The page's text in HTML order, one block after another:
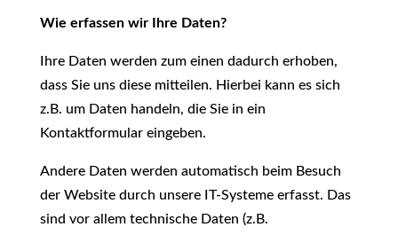
Wie erfassen wir Ihre Daten?
Ihre Daten werden zum einen dadurch erhoben,
dass Sie uns diese mitteilen. Hierbei kann es sich
z.B. um Daten handeln, die Sie in ein
Kontaktformular eingeben.
Andere Daten werden automatisch beim Besuch
der Website durch unsere IT-Systeme erfasst. Das
sind vor allem technische Daten (z.B.